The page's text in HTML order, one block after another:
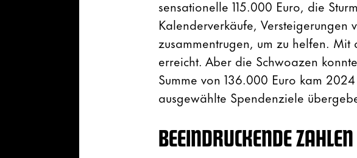
sensationelle 115.000 Euro, die
Kalenderverkäufe,
zusammentrugen, um zu helfen.
erreicht. Aber die Schwoazen
Summe von 136.000 Euro kam
ausgewählte Spendenziele
BEEINDRUCKENDE ZAHLEN